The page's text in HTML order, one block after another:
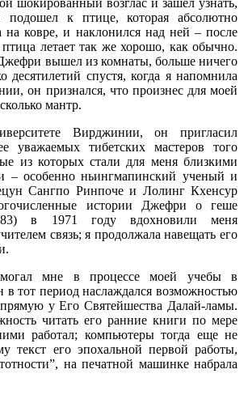
подошел к птице, которая абсолютно
на ковре, и наклонился над ней – после
летает так же хорошо, как обычно.
вышел из комнаты, больше ничего
десятилетий спустя, когда я напомнила
он признался, что произнес для моей
мантр.
Вирджинии, он пригласил
уважаемых тибетских мастеров того
из которых стали для меня близкими
– особенно ньингмапинский ученый и
Сангпо Ринпоче и Лолинг Кхенсур
истории Джефри о геше
в 1971 году вдохновили меня
связь; я продолжала навещать его
мне в процессе моей учебы в
в тот период наслаждался возможностью
у Его Святейшества Далай-ламы.
читать его ранние книги по мере
работал; компьютеры тогда еще не
текст его эпохальной первой работы,
на печатной машинке набрала